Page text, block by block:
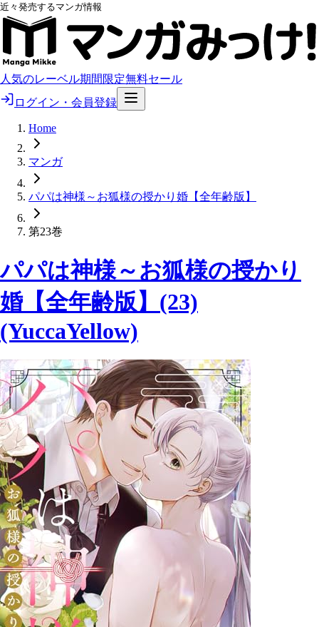
近々発売するマンガ情報
人気のレーベル期間限定無料セール
ログイン・会員登録
Home
マンガ
パパは神様～お狐様の授かり婚【全年齢版】
第23巻
パパは神様～お狐様の授かり
婚【全年齢版】(23)
(YuccaYellow)